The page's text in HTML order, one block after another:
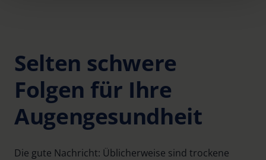
rights can be found in ourPrivacy Policy
Selten schwere
Folgen für Ihre
Augengesundheit
Die gute Nachricht: Üblicherweise sind trockene